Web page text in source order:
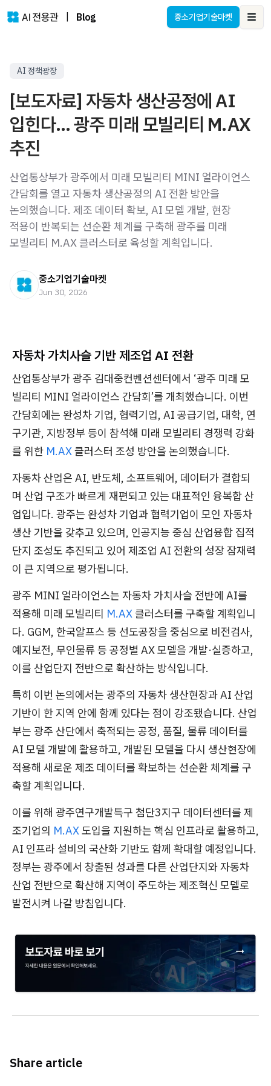
Blog 중소기업기술마켓
AI 정책광장
[보도자료] 자동차 생산공정에 AI
입힌다… 광주 미래 모빌리티 M.AX
추진
산업통상부가 광주에서 미래 모빌리티 MINI 얼라이언스
간담회를 열고 자동차 생산공정의 AI 전환 방안을
논의했습니다. 제조 데이터 확보, AI 모델 개발, 현장
적용이 반복되는 선순환 체계를 구축해 광주를 미래
모빌리티 M.AX 클러스터로 육성할 계획입니다.
중소기업기술마켓
Jun 30, 2026
자동차 가치사슬 기반 제조업 AI 전환
산업통상부가 광주 김대중컨벤션센터에서 ‘광주 미래 모
빌리티 MINI 얼라이언스 간담회’를 개최했습니다. 이번
간담회에는 완성차 기업, 협력기업, AI 공급기업, 대학, 연
구기관, 지방정부 등이 참석해 미래 모빌리티 경쟁력 강화
를 위한 M.AX클러스터 조성 방안을 논의했습니다.
자동차 산업은 AI, 반도체, 소프트웨어, 데이터가 결합되
며 산업 구조가 빠르게 재편되고 있는 대표적인 융복합 산
업입니다. 광주는 완성차 기업과 협력기업이 모인 자동차
생산 기반을 갖추고 있으며, 인공지능 중심 산업융합 집적
단지 조성도 추진되고 있어 제조업 AI 전환의 성장 잠재력
이 큰 지역으로 평가됩니다.
광주 MINI 얼라이언스는 자동차 가치사슬 전반에 AI를
적용해 미래 모빌리티 M.AX클러스터를 구축할 계획입니
다. GGM, 한국알프스 등 선도공장을 중심으로 비전검사,
예지보전, 무인물류 등 공정별 AX 모델을 개발·실증하고,
이를 산업단지 전반으로 확산하는 방식입니다.
특히 이번 논의에서는 광주의 자동차 생산현장과 AI 산업
기반이 한 지역 안에 함께 있다는 점이 강조됐습니다. 산업
부는 광주 산단에서 축적되는 공정, 품질, 물류 데이터를
AI 모델 개발에 활용하고, 개발된 모델을 다시 생산현장에
적용해 새로운 제조 데이터를 확보하는 선순환 체계를 구
축할 계획입니다.
이를 위해 광주연구개발특구 첨단3지구 데이터센터를 제
조기업의 M.AX도입을 지원하는 핵심 인프라로 활용하고,
AI 인프라 설비의 국산화 기반도 함께 확대할 예정입니다.
정부는 광주에서 창출된 성과를 다른 산업단지와 자동차
산업 전반으로 확산해 지역이 주도하는 제조혁신 모델로
발전시켜 나갈 방침입니다.
Share article